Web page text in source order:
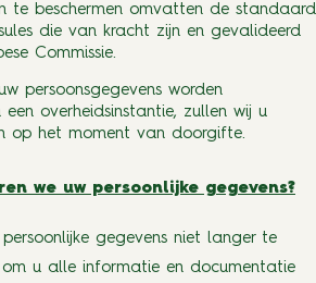
te beschermen omvatten de standaard
die van kracht zijn en gevalideerd
Commissie.
persoonsgegevens worden
overheidsinstantie, zullen wij u
op het moment van doorgifte.
we uw persoonlijke gegevens?
gegevens niet langer te
u alle informatie en documentatie